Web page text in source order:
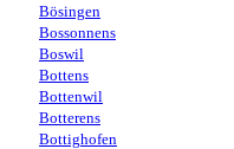
Bösingen
Bossonnens
Boswil
Bottens
Bottenwil
Botterens
Bottighofen